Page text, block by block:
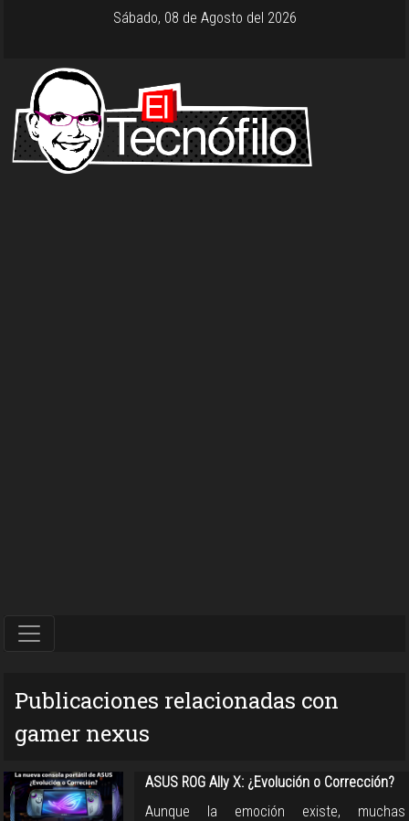
Sábado, 08 de Agosto del 2026
Publicaciones relacionadas con
gamer nexus
ASUS ROG Ally X: ¿Evolución o Corrección?
Aunque la emoción existe, muchas